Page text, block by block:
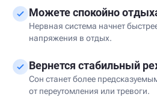
Можете спокойно
Нервная система начнет
напряжения в отдых.
Вернется стабильный
Сон станет более
от переутомления или тревоги.